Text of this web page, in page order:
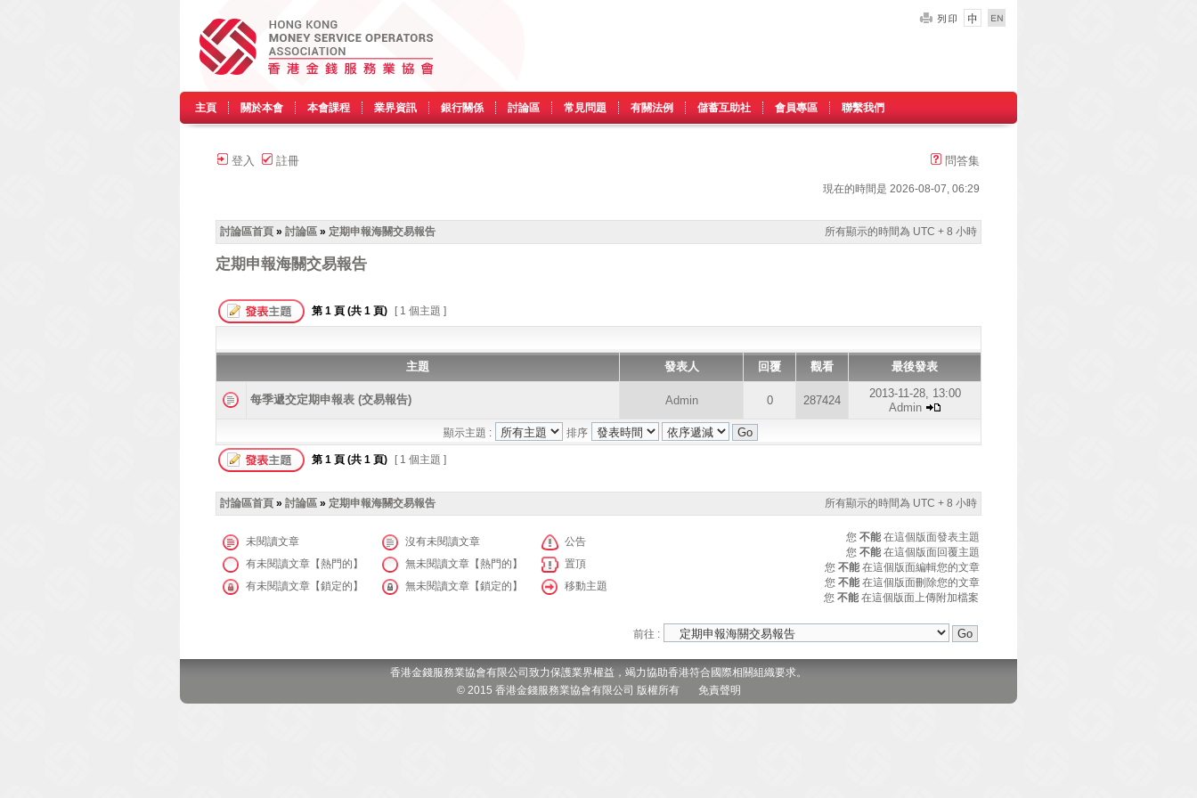
主頁 關於本會 本會課程 業界資訊 銀行關係 討論區 常見問題 有關法例 儲蓄互助社 會員專區 聯繫我們
登入 註冊 問答集
現在的時間是 2026-08-07, 06:29
討論區首頁 » 討論區 » 定期申報海關交易報告 所有顯示的時間為 UTC + 8 小時
定期申報海關交易報告
第 1 頁 (共 1 頁) [ 1 個主題 ]
主題 發表人 回覆 觀看 最後發表
每季遞交定期申報表 (交易報告) Admin 0 287424
2013-11-28, 13:00
Admin
顯示主題 : 排序
第 1 頁 (共 1 頁) [ 1 個主題 ]
討論區首頁 » 討論區 » 定期申報海關交易報告 所有顯示的時間為 UTC + 8 小時
未閱讀文章 沒有未閱讀文章
公告
有未閱讀文章【熱門的】
無未閱讀文章【熱門的】
置頂
有未閱讀文章【鎖定的】
無未閱讀文章【鎖定的】 移動主題
您 不能 在這個版面發表主題
您 不能 在這個版面回覆主題
您 不能 在這個版面編輯您的文章
您 不能 在這個版面刪除您的文章
您 不能 在這個版面上傳附加檔案
前往 :
香港金錢服務業協會有限公司致力保護業界權益，竭力協助香港符合國際相關組織要求。
© 2015 香港金錢服務業協會有限公司 版權所有 免責聲明